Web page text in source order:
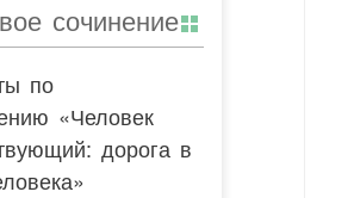
сочинение
по
«Человек
дорога в